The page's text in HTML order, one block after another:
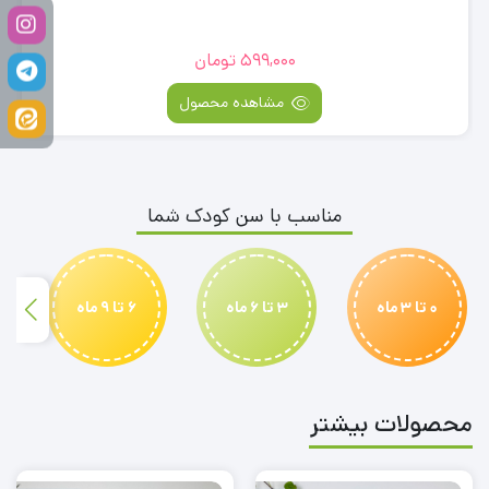
599,000تومان
مشاهده محصول
مناسب با سن کودک شما
0 تا 3 ماه 3 تا 6 ماه 6 تا 9 ماه
محصولات بیشتر